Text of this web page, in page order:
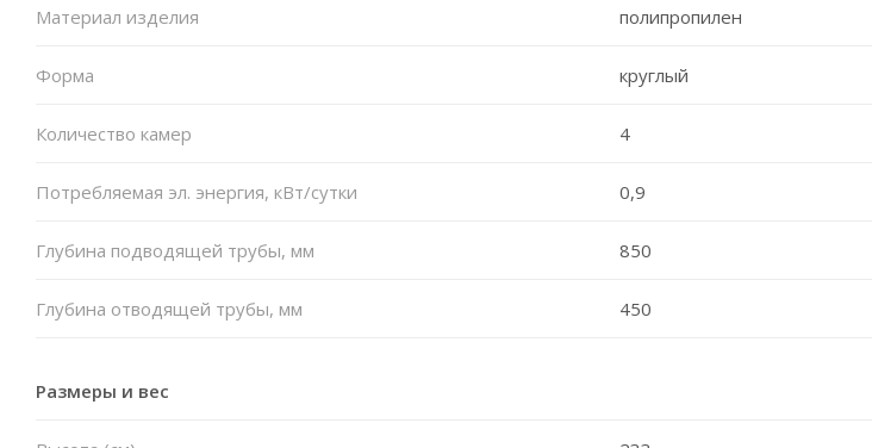
Материал изделия полипропилен
Форма круглый
Количество камер 4
Потребляемая эл. энергия, кВт/сутки 0,9
Глубина подводящей трубы, мм 850
Глубина отводящей трубы, мм 450
Размеры и вес